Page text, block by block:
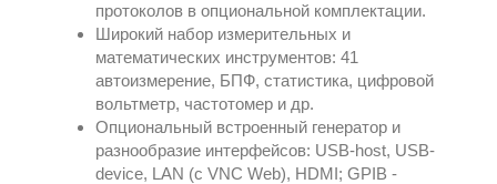
протоколов в опциональной комплектации.
Широкий набор измерительных и
математических инструментов: 41
автоизмерение, БПФ, статистика, цифровой
вольтметр, частотомер и др.
Опциональный встроенный генератор и
разнообразие интерфейсов: USB-host, USB-
device, LAN (с VNC Web), HDMI; GPIB -